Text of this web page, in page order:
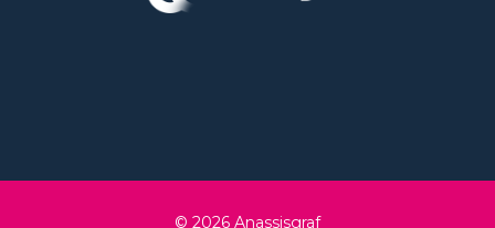
© 2026 Anassisgraf